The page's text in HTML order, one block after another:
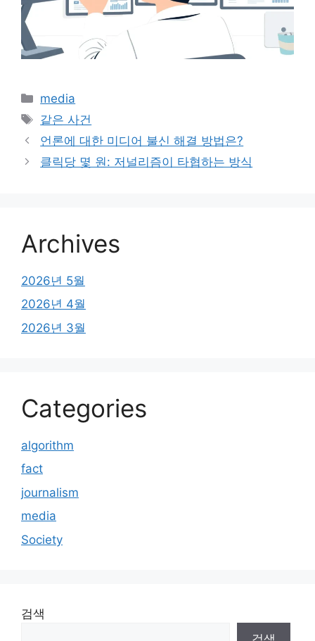
카
테
리
media
태
그
같은 사건
언론에 대한 미디어 불신 해결 방법은?
클릭당 몇 원: 저널리즘이 타협하는 방식
Archives
2026년 5월
2026년 4월
2026년 3월
Categories
algorithm
fact
journalism
media
Society
검색